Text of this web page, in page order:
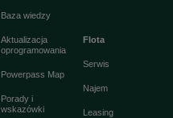
Baza wiedzy
Aktualizacja
oprogramowania
Powerpass Map
Porady i
wskazówki
Flota
Serwis
Najem
Leasing